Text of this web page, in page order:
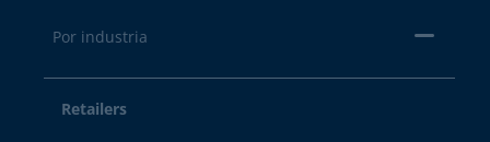
Por industria
Retailers